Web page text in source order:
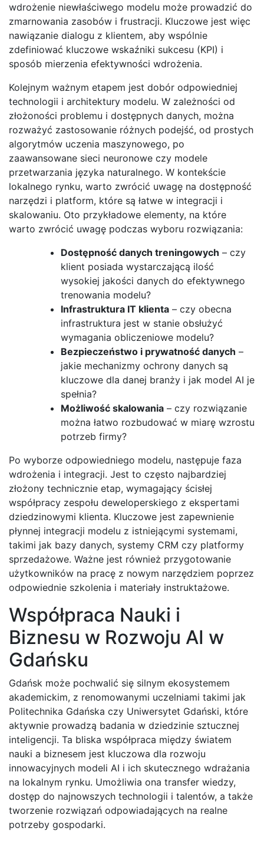
wdrożenie niewłaściwego modelu może prowadzić do
zmarnowania zasobów i frustracji. Kluczowe jest więc
nawiązanie dialogu z klientem, aby wspólnie
zdefiniować kluczowe wskaźniki sukcesu (KPI) i
sposób mierzenia efektywności wdrożenia.
Kolejnym ważnym etapem jest dobór odpowiedniej
technologii i architektury modelu. W zależności od
złożoności problemu i dostępnych danych, można
rozważyć zastosowanie różnych podejść, od prostych
algorytmów uczenia maszynowego, po
zaawansowane sieci neuronowe czy modele
przetwarzania języka naturalnego. W kontekście
lokalnego rynku, warto zwrócić uwagę na dostępność
narzędzi i platform, które są łatwe w integracji i
skalowaniu. Oto przykładowe elementy, na które
warto zwrócić uwagę podczas wyboru rozwiązania:
Dostępność danych treningowych – czy
klient posiada wystarczającą ilość
wysokiej jakości danych do efektywnego
trenowania modelu?
Infrastruktura IT klienta – czy obecna
infrastruktura jest w stanie obsłużyć
wymagania obliczeniowe modelu?
Bezpieczeństwo i prywatność danych –
jakie mechanizmy ochrony danych są
kluczowe dla danej branży i jak model AI je
spełnia?
Możliwość skalowania – czy rozwiązanie
można łatwo rozbudować w miarę wzrostu
potrzeb firmy?
Po wyborze odpowiedniego modelu, następuje faza
wdrożenia i integracji. Jest to często najbardziej
złożony technicznie etap, wymagający ścisłej
współpracy zespołu deweloperskiego z ekspertami
dziedzinowymi klienta. Kluczowe jest zapewnienie
płynnej integracji modelu z istniejącymi systemami,
takimi jak bazy danych, systemy CRM czy platformy
sprzedażowe. Ważne jest również przygotowanie
użytkowników na pracę z nowym narzędziem poprzez
odpowiednie szkolenia i materiały instruktażowe.
Współpraca Nauki i
Biznesu w Rozwoju AI w
Gdańsku
Gdańsk może pochwalić się silnym ekosystemem
akademickim, z renomowanymi uczelniami takimi jak
Politechnika Gdańska czy Uniwersytet Gdański, które
aktywnie prowadzą badania w dziedzinie sztucznej
inteligencji. Ta bliska współpraca między światem
nauki a biznesem jest kluczowa dla rozwoju
innowacyjnych modeli AI i ich skutecznego wdrażania
na lokalnym rynku. Umożliwia ona transfer wiedzy,
dostęp do najnowszych technologii i talentów, a także
tworzenie rozwiązań odpowiadających na realne
potrzeby gospodarki.